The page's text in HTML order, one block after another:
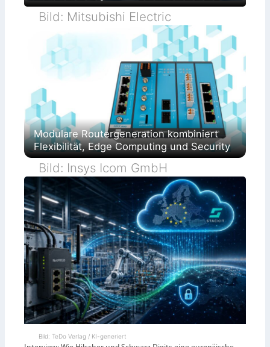
Bild: Mitsubishi Electric
Modulare Routergeneration kombiniert
Flexibilität, Edge Computing und Security
Bild: Insys Icom GmbH
Bild: TeDo Verlag / KI-generiert